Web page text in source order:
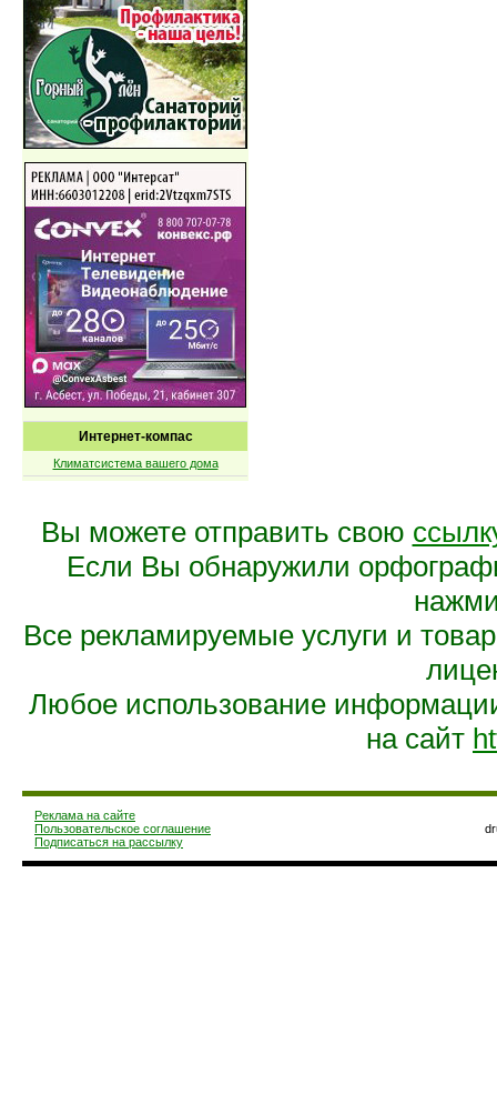
Интернет-компас
Климатсистема вашего дома
Вы можете отправить свою
Если Вы обнаружили
Все рекламируемые услуги и
Любое использование
на сайт
Реклама на сайте
Пользовательское соглашение
Подписаться на рассылку